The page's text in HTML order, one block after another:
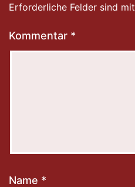
Erforderliche Felder sind mit
Kommentar *
Name *